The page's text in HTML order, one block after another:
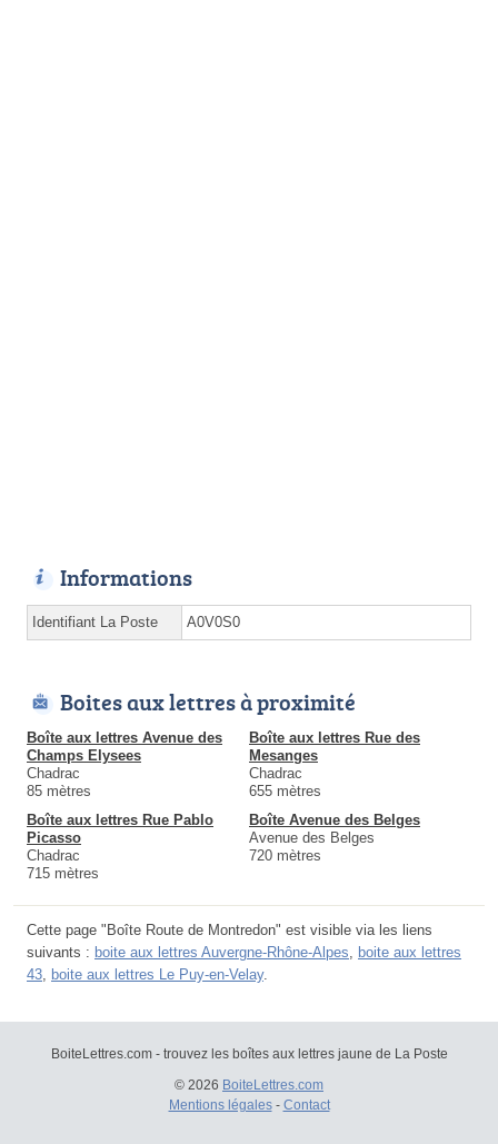
Informations
Identifiant La Poste A0V0S0
Boites aux lettres à proximité
Boîte aux lettres Avenue des
Champs Elysees
Chadrac
85 mètres
Boîte aux lettres Rue des
Mesanges
Chadrac
655 mètres
Boîte aux lettres Rue Pablo
Picasso
Chadrac
715 mètres
Boîte Avenue des Belges
Avenue des Belges
720 mètres
Cette page "Boîte Route de Montredon" est visible via les liens
suivants : boite aux lettres Auvergne-Rhône-Alpes
boite aux lettres
43 boite aux lettres Le Puy-en-Velay.
BoiteLettres.com - trouvez les boîtes aux lettres jaune de La Poste
© 2026 BoiteLettres.com
Mentions légales- Contact